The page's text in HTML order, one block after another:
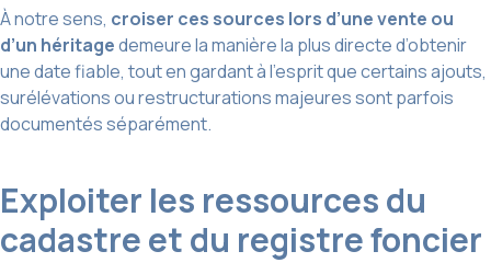
À notre sens, croiser ces sources lors d’une vente ou
d’un héritagedemeure la manière la plus directe d’obtenir
une date fiable, tout en gardant à l’esprit que certains ajouts,
surélévations ou restructurations majeures sont parfois
documentés séparément.
Exploiter les ressources du
cadastre et du registre foncier